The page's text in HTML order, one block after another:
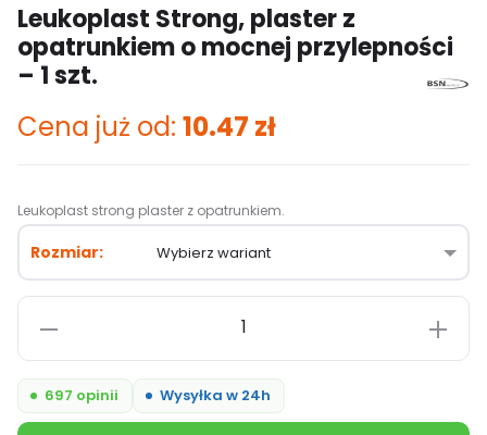
Leukoplast Strong, plaster z
opatrunkiem o mocnej przylepności
– 1 szt.
Cena już od:10.47 zł
Leukoplast strong plaster z opatrunkiem.
Rozmiar
697 opinii Wysyłka w 24h
Strong,
plaster